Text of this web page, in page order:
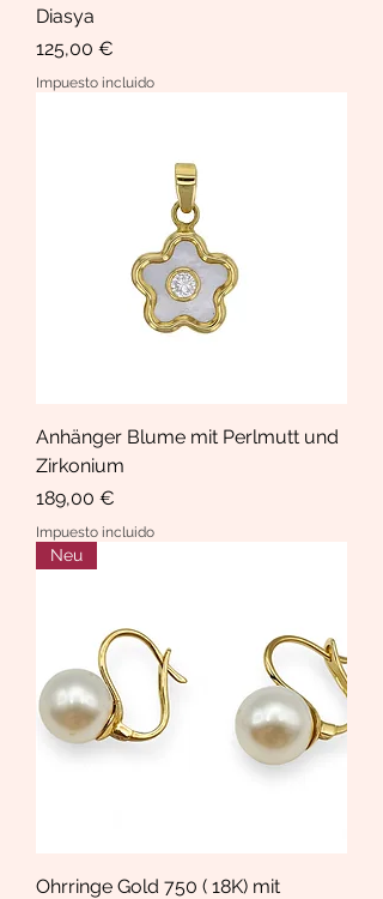
Diasya
Precio
125,00 €
Impuesto incluido
Anhänger Blume mit Perlmutt und
Zirkonium
Precio
189,00 €
Impuesto incluido
Neu
Ohrringe Gold 750 ( 18K) mit